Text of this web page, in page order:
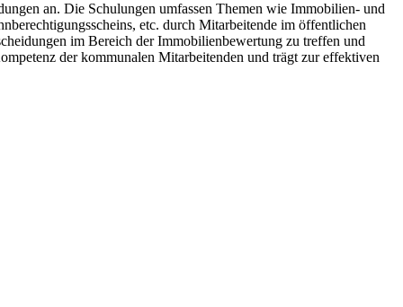
an. Die Schulungen umfassen Themen wie Immobilien- und
etc. durch Mitarbeitende im öffentlichen
im Bereich der Immobilienbewertung zu treffen und
der kommunalen Mitarbeitenden und trägt zur effektiven